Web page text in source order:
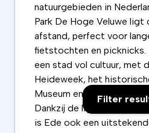
Filter
natuurgebieden in
Park De Hoge Veluwe ligt
afstand, perfect voor
fietstochten en picknicks.
een stad vol cultuur, met
Heideweek, het
Museum en het
Dankzij de ligging tussen
is Ede ook een